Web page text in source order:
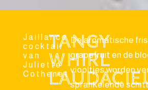
Jaillance
cocktail
van
Juliette
Cothenet
Tangy
Whirl
De aromatische
grapefruit en de
viooltjes worden
sprankelende